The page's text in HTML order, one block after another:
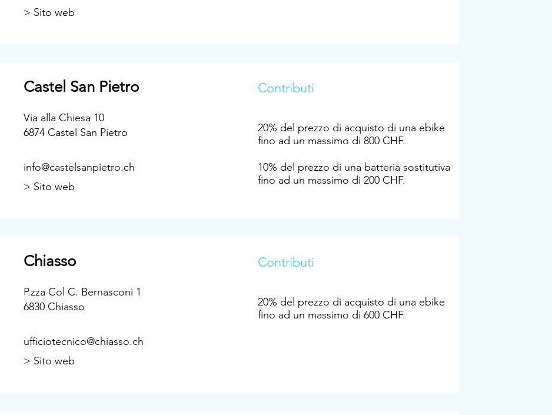
> Sito web
Castel San Pietro
Via alla Chiesa 10
info@castelsanpietro.ch
> Sito web
6874 Castel San Pietro
Contributi
20% del prezzo di acquisto di una ebike
fino ad un massimo di 800 CHF.
10% del prezzo di una batteria sostitutiva
fino ad un massimo di 200 CHF.
Chiasso
P.zza Col C. Bernasconi 1
ufficiotecnico@chiasso.ch
> Sito web
6830 Chiasso
Contributi
20% del prezzo di acquisto di una ebike
fino ad un massimo di 600 CHF.